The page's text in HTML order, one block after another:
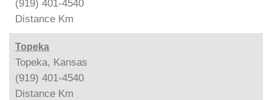
(919) 401-4540
Distance Km
Topeka
Topeka, Kansas
(919) 401-4540
Distance Km